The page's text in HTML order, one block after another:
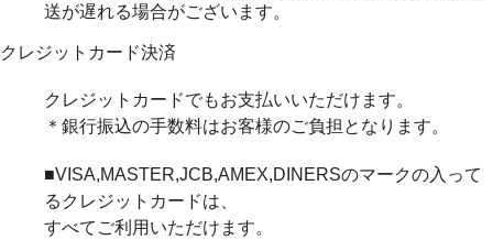
送が遅れる場合がございます。
クレジットカード決済
クレジットカードでもお支払いいただけます。
＊銀行振込の手数料はお客様のご負担となります。
■VISA,MASTER,JCB,AMEX,DINERSのマークの入って
るクレジットカードは、
すべてご利用いただけます。